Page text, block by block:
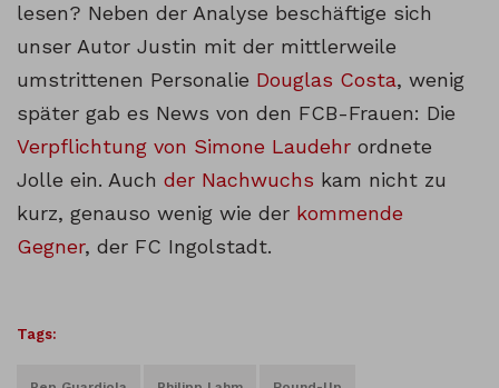
lesen? Neben der Analyse beschäftige sich
unser Autor Justin mit der mittlerweile
umstrittenen Personalie Douglas Costa, wenig
später gab es News von den FCB-Frauen: Die
Verpflichtung von Simone Laudehr ordnete
Jolle ein. Auch der Nachwuchs kam nicht zu
kurz, genauso wenig wie der kommende
Gegner, der FC Ingolstadt.
Tags: